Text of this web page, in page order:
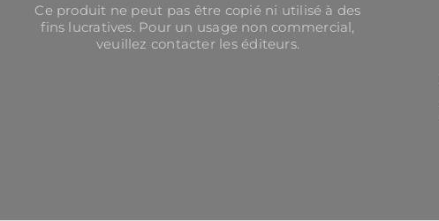
Ce produit ne peut pas être copié ni utilisé à des
fins lucratives. Pour un usage non commercial,
veuillez contacter les éditeurs.